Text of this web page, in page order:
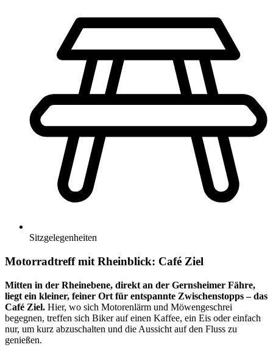
Sitzgelegenheiten
Motorradtreff mit Rheinblick: Café Ziel
Mitten in der Rheinebene, direkt an der Gernsheimer Fähre,
liegt ein kleiner, feiner Ort für entspannte Zwischenstopps – das
Café Ziel. Hier, wo sich Motorenlärm und Möwengeschrei
begegnen, treffen sich Biker auf einen Kaffee, ein Eis oder einfach
nur, um kurz abzuschalten und die Aussicht auf den Fluss zu
genießen.